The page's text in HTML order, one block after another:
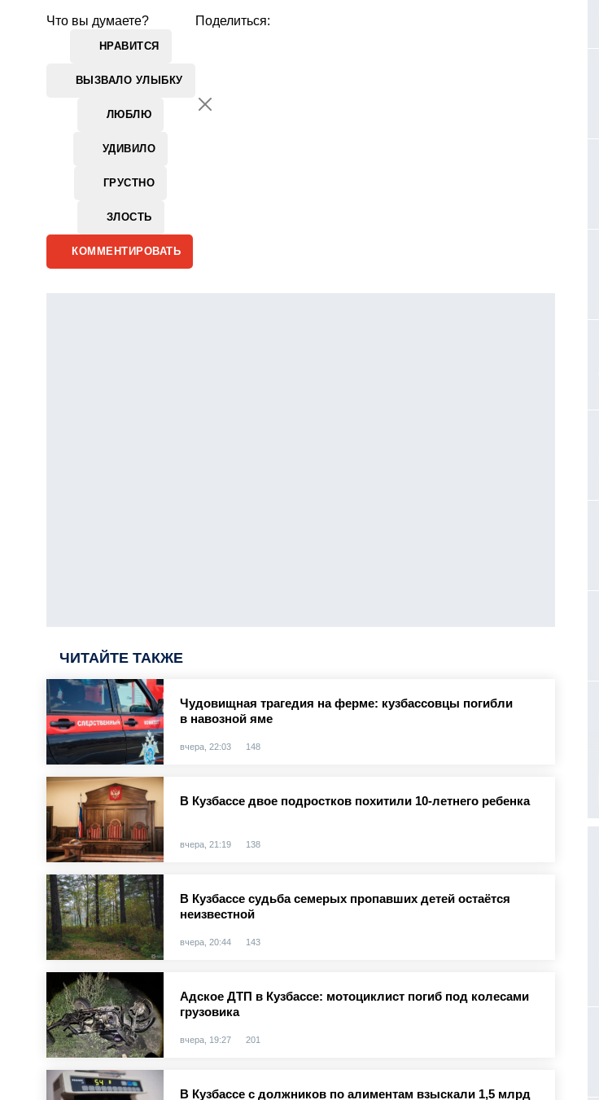
Что вы думаете?
НРАВИТСЯ
ВЫЗВАЛО УЛЫБКУ
ЛЮБЛЮ
УДИВИЛО
ГРУСТНО
ЗЛОСТЬ
Поделиться:
КОММЕНТИРОВАТЬ
ЧИТАЙТЕ ТАКЖЕ
Чудовищная трагедия на ферме: кузбассовцы погибли
в навозной яме
вчера, 22:03 148
В Кузбассе двое подростков похитили 10-летнего ребенка
вчера, 21:19 138
В Кузбассе судьба семерых пропавших детей остаётся
неизвестной
вчера, 20:44 143
Адское ДТП в Кузбассе: мотоциклист погиб под колесами
грузовика
вчера, 19:27 201
В Кузбассе с должников по алиментам взыскали 1,5 млрд